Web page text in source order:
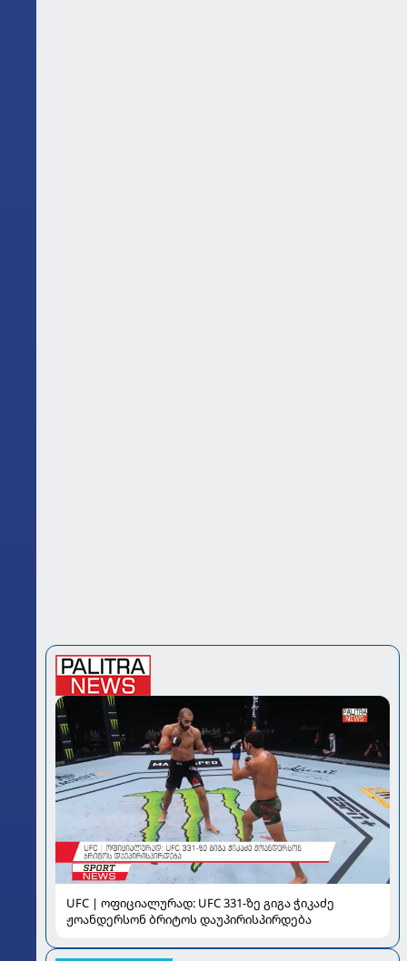
UFC | ოფიციალურად: UFC 331-ზე გიგა ჭიკაძე
ჟოანდერსონ ბრიტოს დაუპირისპირდება